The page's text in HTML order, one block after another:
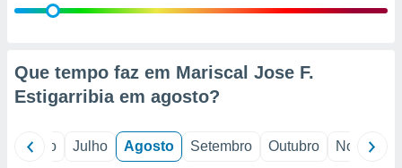
ou
dados
Que tempo faz em Mariscal Jose F.
Estigarribia em agosto?
Junho Julho Agosto Setembro Outubro Novembro